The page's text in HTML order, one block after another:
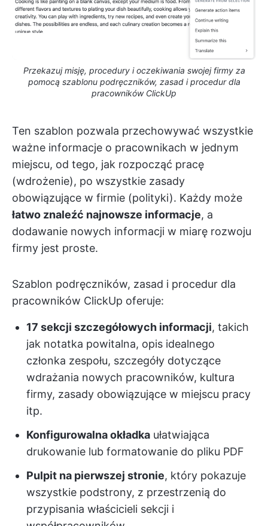
Przekazuj misję, procedury i oczekiwania swojej firmy za
pomocą szablonu podręczników, zasad i procedur dla
pracowników ClickUp
Ten szablon pozwala przechowywać wszystkie
ważne informacje o pracownikach w jednym
miejscu, od tego, jak rozpocząć pracę
(wdrożenie), po wszystkie zasady
obowiązujące w firmie (polityki). Każdy może
łatwo znaleźć najnowsze informacje, a
dodawanie nowych informacji w miarę rozwoju
firmy jest proste.
Szablon podręczników, zasad i procedur dla
pracowników ClickUp oferuje:
17 sekcji szczegółowych informacji, takich
jak notatka powitalna, opis idealnego
członka zespołu, szczegóły dotyczące
wdrażania nowych pracowników, kultura
firmy, zasady obowiązujące w miejscu pracy
itp.
Konfigurowalna okładka ułatwiająca
drukowanie lub formatowanie do pliku PDF
Pulpit na pierwszej stronie, który pokazuje
wszystkie podstrony, z przestrzenią do
przypisania właścicieli sekcji i